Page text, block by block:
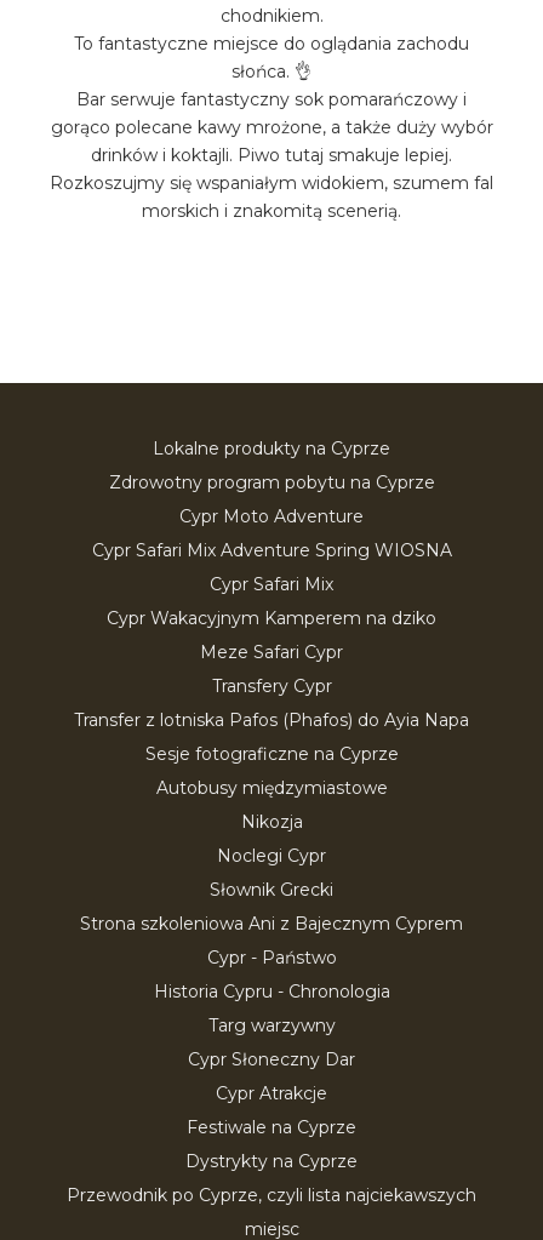
chodnikiem.
To fantastyczne miejsce do oglądania zachodu
słońca. 👌
Bar serwuje fantastyczny sok pomarańczowy i
gorąco polecane kawy mrożone, a także duży wybór
drinków i koktajli. Piwo tutaj smakuje lepiej.
Rozkoszujmy się wspaniałym widokiem, szumem fal
morskich i znakomitą scenerią.
Lokalne produkty na Cyprze
Zdrowotny program pobytu na Cyprze
Cypr Moto Adventure
Cypr Safari Mix Adventure Spring WIOSNA
Cypr Safari Mix
Cypr Wakacyjnym Kamperem na dziko
Meze Safari Cypr
Transfery Cypr
Transfer z lotniska Pafos (Phafos) do Ayia Napa
Sesje fotograficzne na Cyprze
Autobusy międzymiastowe
Nikozja
Noclegi Cypr
Słownik Grecki
Strona szkoleniowa Ani z Bajecznym Cyprem
Cypr - Państwo
Historia Cypru - Chronologia
Targ warzywny
Cypr Słoneczny Dar
Cypr Atrakcje
Festiwale na Cyprze
Dystrykty na Cyprze
Przewodnik po Cyprze, czyli lista najciekawszych
miejsc